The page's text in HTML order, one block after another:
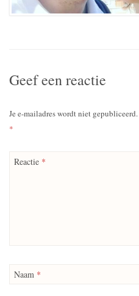
Geef een reactie
Je e-mailadres wordt niet gepubliceerd.
*
Reactie *
Naam *